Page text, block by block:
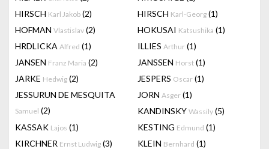
HIRSCH Karl Jakob (2) HIRSCH Karl-Georg (1)
HOFMAN Vlastislav (2) HOKUSAI Katsushika (1)
HRDLICKA Alfred (1) ILLIES Arthur (1)
JANSEN Franz Maria (2) JANSSEN Horst (1)
JARKE Hedwig (2) JESPERS Oscar (1)
JESSURUN DE MESQUITA
Samuel (2)
JORN Asger (1)
KANDINSKY Wassily (5)
KASSAK Lajos (1) KESTING Edmund (1)
KIRCHNER Ernst Ludwig (3) KLEIN Bernhard (1)